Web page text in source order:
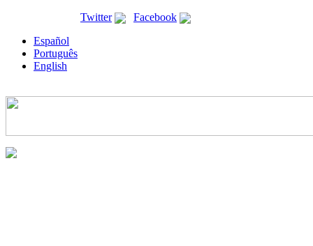
Twitter Facebook
Español
Português
English